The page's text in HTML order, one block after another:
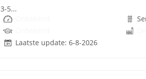
3-5...
Laatste update: 6-8-2026